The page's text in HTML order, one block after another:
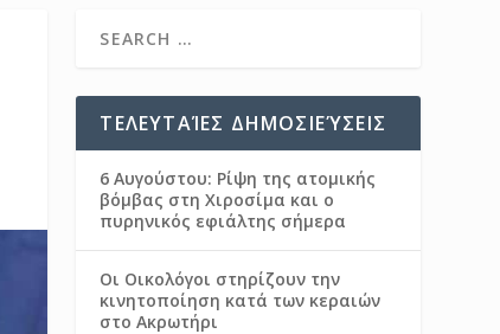
ΤΕΛΕΥΤΑΊΕΣ ΔΗΜΟΣΙΕΎΣΕΙΣ
6 Αυγούστου: Ρίψη της ατομικής
βόμβας στη Χιροσίμα και ο
πυρηνικός εφιάλτης σήμερα
Οι Οικολόγοι στηρίζουν την
κινητοποίηση κατά των κεραιών
στο Ακρωτήρι